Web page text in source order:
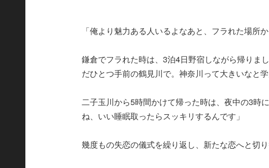
「俺より魅力ある人いるよなあと、フラれた場所
鎌倉でフラれた時は、3泊4日野宿しながら帰りま
だひとつ手前の鶴見川で。神奈川って大きいなと学
二子玉川から5時間かけて帰った時は、夜中の3時
ね、いい睡眠取ったらスッキリするんです」
幾度もの失恋の儀式を繰り返し、新たな恋へと切り